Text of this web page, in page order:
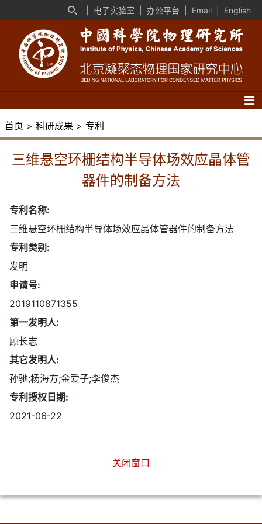
电子实验室 办公平台 Email English
首页 > 科研成果 > 专利
三维悬空环栅结构半导体场效应晶体管
器件的制备方法
专利名称:
三维悬空环栅结构半导体场效应晶体管器件的制备方法
专利类别:
发明
申请号:
2019110871355
第一发明人:
顾长志
其它发明人:
孙驰;杨海方;金爱子;李俊杰
专利授权日期:
2021-06-22
关闭窗口